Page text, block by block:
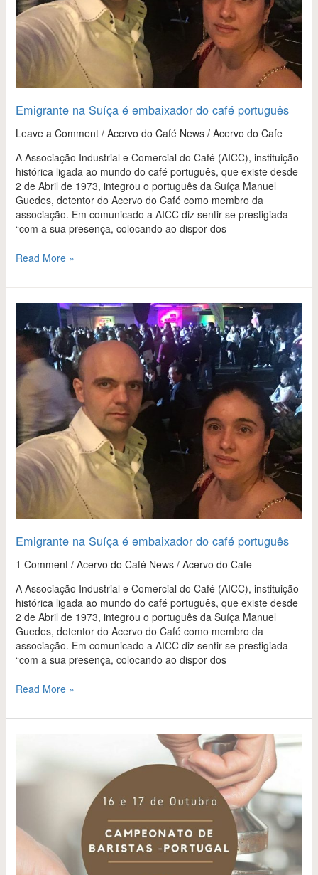
Emigrante na Suíça é embaixador do café português
Leave a Comment / Acervo do Café News/ Acervo do Cafe
A Associação Industrial e Comercial do Café (AICC), instituição
histórica ligada ao mundo do café português, que existe desde
2 de Abril de 1973, integrou o português da Suíça Manuel
Guedes, detentor do Acervo do Café como membro da
associação. Em comunicado a AICC diz sentir-se prestigiada
“com a sua presença, colocando ao dispor dos
Read More »
Emigrante na Suíça é embaixador do café português
1 Comment / Acervo do Café News/ Acervo do Cafe
A Associação Industrial e Comercial do Café (AICC), instituição
histórica ligada ao mundo do café português, que existe desde
2 de Abril de 1973, integrou o português da Suíça Manuel
Guedes, detentor do Acervo do Café como membro da
associação. Em comunicado a AICC diz sentir-se prestigiada
“com a sua presença, colocando ao dispor dos
Emigrante
Suíça
é
embaixador
do
café
português
Read More »
2017